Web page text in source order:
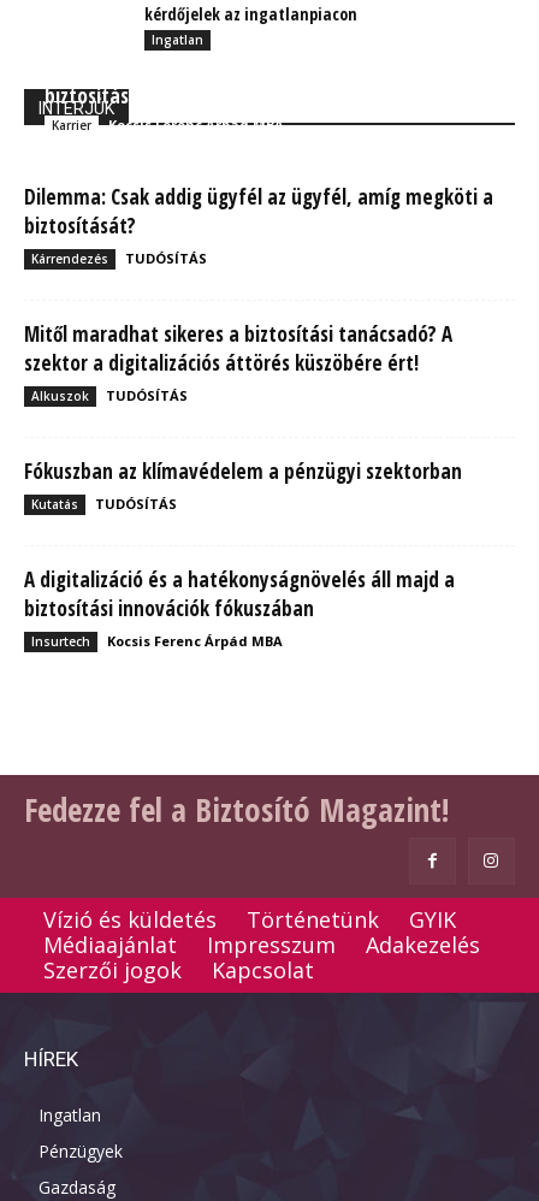
kérdőjelek az ingatlanpiacon
Ingatlan
INTERJÚK
biztosítási tanácsadóit
Karrier Kocsis Ferenc Árpád MBA
Dilemma: Csak addig ügyfél az ügyfél, amíg megköti a
biztosítását?
Kárrendezés TUDÓSÍTÁS
Mitől maradhat sikeres a biztosítási tanácsadó? A
szektor a digitalizációs áttörés küszöbére ért!
Alkuszok TUDÓSÍTÁS
Fókuszban az klímavédelem a pénzügyi szektorban
Kutatás TUDÓSÍTÁS
A digitalizáció és a hatékonyságnövelés áll majd a
biztosítási innovációk fókuszában
Insurtech Kocsis Ferenc Árpád MBA
Fedezze fel a Biztosító Magazint!
Vízió és küldetés Történetünk
GYIK
Médiaajánlat
Impresszum
Adakezelés
Szerzői jogok
Kapcsolat
HÍREK
Ingatlan
Pénzügyek
Gazdaság